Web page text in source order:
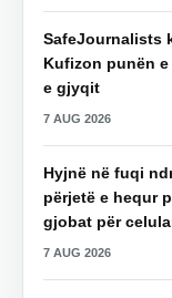
SafeJournalists
Kufizon punën
e gjyqit
7 AUG 2026
Hyjnë në fuqi
përjetë e hequr
gjobat për
7 AUG 2026